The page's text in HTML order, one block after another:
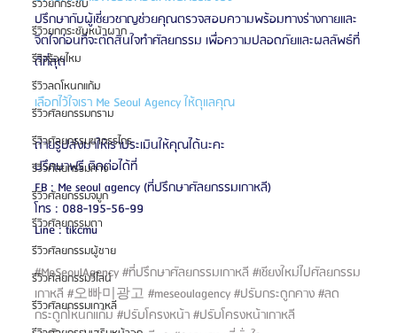
รีวิวยกกระชับ
รีวิวยกกระชับหน้าผาก
รีวิวร้อยไหม
รีวิวลดโหนกแก้ม
รีวิวศัลยกรรมกราม
รีวิวศัลยกรรมขากรรไกร
รีวิวศัลยกรรมคาง
รีวิวศัลยกรรมจมูก
รีวิวศัลยกรรมตา
รีวิวศัลยกรรมผู้ชาย
รีวิวศัลยกรรมวีไลน์
รีวิวศัลยกรรมเกาหลี
ปรึกษากับผู้เชี่ยวชาญช่วยคุณตรวจสอบความพร้อมทางร่างกายและ
จิตใจก่อนที่จะตัดสินใจทำศัลยกรรม เพื่อความปลอดภัยและผลลัพธ์ที่
ดีที่สุด
เลือกไว้ใจเรา Me Seoul Agency ให้ดุแลคุณ
ถ่ายรูปส่งมาให้เราประเมินให้คุณได้นะคะ
ปรึกษาฟรี ติดต่อได้ที่
FB : Me seoul agency (ที่ปรึกษาศัลยกรรมเกาหลี)
โทร : 088-195-56-99
Line : tikcmu
#MeSeoulAgency#ที่ปรึกษาศัลยกรรมเกาหลี #เชียงใหม่ไปศัลยกรรม
เกาหลี #오빠미광고 #meseoulagency#ปรับกระดูกคาง#ลด
กระดูกโหนกแก้ม#ปรับโครงหน้า#ปรับโครงหน้าเกาหลี